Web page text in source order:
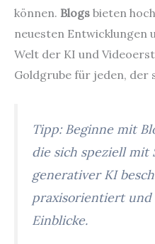
können. Blogs bieten
neuesten Entwicklungen
Welt der KI und
Goldgrube für jeden, der
Tipp: Beginne mit
die sich speziell mit
generativer KI
praxisorientiert
Einblicke.